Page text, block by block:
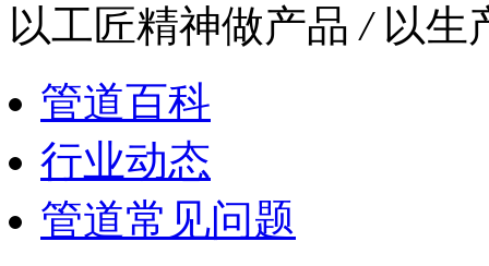
以工匠精神做产品/以生
管道百科
行业动态
管道常见问题